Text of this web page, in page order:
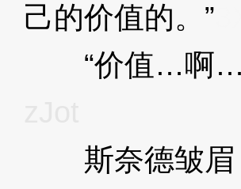
己的价值的。”
“价值…啊……
斯奈德皱眉